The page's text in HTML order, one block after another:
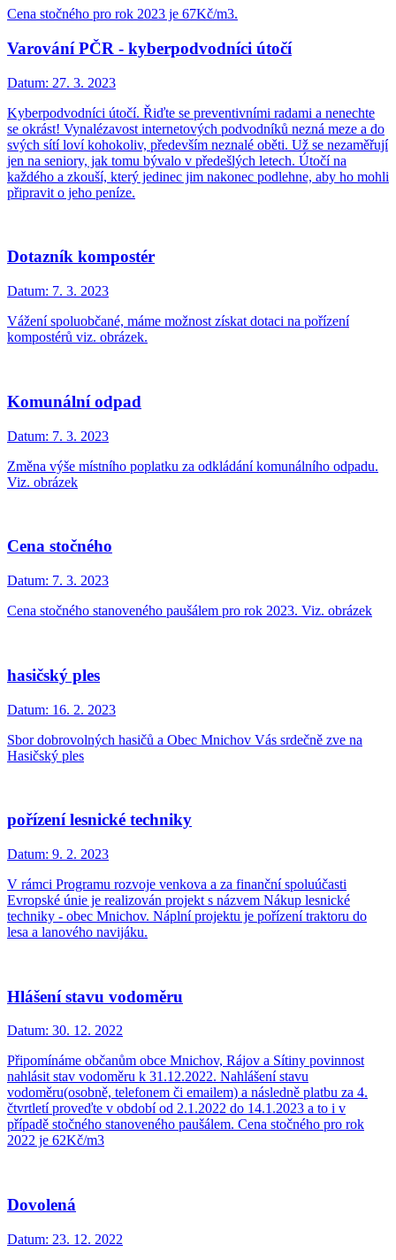
Cena stočného pro rok 2023 je 67Kč/m3.
Varování PČR - kyberpodvodníci útočí
Datum: 27. 3. 2023
Kyberpodvodníci útočí. Řiďte se preventivními radami a nenechte
se okrást! Vynalézavost internetových podvodníků nezná meze a do
svých sítí loví kohokoliv, především neznalé oběti. Už se nezaměřují
jen na seniory, jak tomu bývalo v předešlých letech. Útočí na
každého a zkouší, který jedinec jim nakonec podlehne, aby ho mohli
připravit o jeho peníze.
Dotazník kompostér
Datum: 7. 3. 2023
Vážení spoluobčané, máme možnost získat dotaci na pořízení
kompostérů viz. obrázek.
Komunální odpad
Datum: 7. 3. 2023
Změna výše místního poplatku za odkládání komunálního odpadu.
Viz. obrázek
Cena stočného
Datum: 7. 3. 2023
Cena stočného stanoveného paušálem pro rok 2023. Viz. obrázek
hasičský ples
Datum: 16. 2. 2023
Sbor dobrovolných hasičů a Obec Mnichov Vás srdečně zve na
Hasičský ples
pořízení lesnické techniky
Datum: 9. 2. 2023
V rámci Programu rozvoje venkova a za finanční spoluúčasti
Evropské únie je realizován projekt s názvem Nákup lesnické
techniky - obec Mnichov. Náplní projektu je pořízení traktoru do
lesa a lanového navijáku.
Hlášení stavu vodoměru
Datum: 30. 12. 2022
Připomínáme občanům obce Mnichov, Rájov a Sítiny povinnost
nahlásit stav vodoměru k 31.12.2022. Nahlášení stavu
vodoměru(osobně, telefonem či emailem) a následně platbu za 4.
čtvrtletí proveďte v období od 2.1.2022 do 14.1.2023 a to i v
případě stočného stanoveného paušálem. Cena stočného pro rok
2022 je 62Kč/m3
Dovolená
Datum: 23. 12. 2022